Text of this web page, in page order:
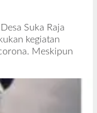
Suka Raja
kegiatan
Meskipun